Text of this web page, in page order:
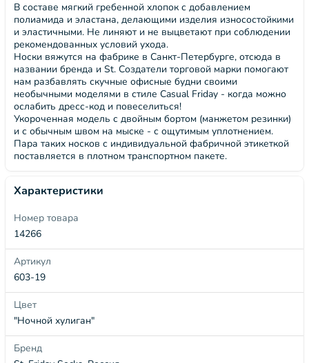
В составе мягкий гребенной хлопок с добавлением
полиамида и эластана, делающими изделия износостойкими
и эластичными. Не линяют и не выцветают при соблюдении
рекомендованных условий ухода.
Носки вяжутся на фабрике в Санкт-Петербурге, отсюда в
названии бренда и St. Создатели торговой марки помогают
нам разбавлять скучные офисные будни своими
необычными моделями в стиле Casual Friday - когда можно
ослабить дресс-код и повеселиться!
Укороченная модель с двойным бортом (манжетом резинки)
и с обычным швом на мыске - с ощутимым уплотнением.
Пара таких носков с индивидуальной фабричной этикеткой
поставляется в плотном транспортном пакете.
Характеристики
Номер товара
14266
Артикул
603-19
Цвет
"Ночной хулиган"
Бренд